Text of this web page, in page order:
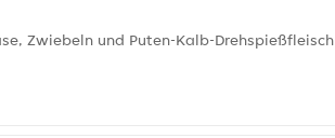
Zwiebeln und Puten-Kalb-Drehspießfleisch